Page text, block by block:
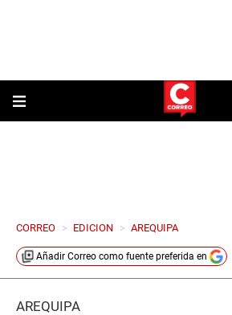
CORREO > EDICION > AREQUIPA
Añadir Correo como fuente preferida en
AREQUIPA